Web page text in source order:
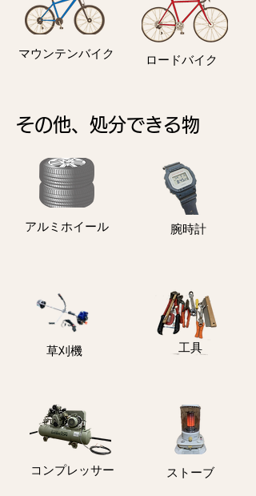
マウンテンバイク ロードバイク
その他、処分できる物
アルミホイール ​腕時計
​草刈機 ​工具
コンプレッサー ストーブ